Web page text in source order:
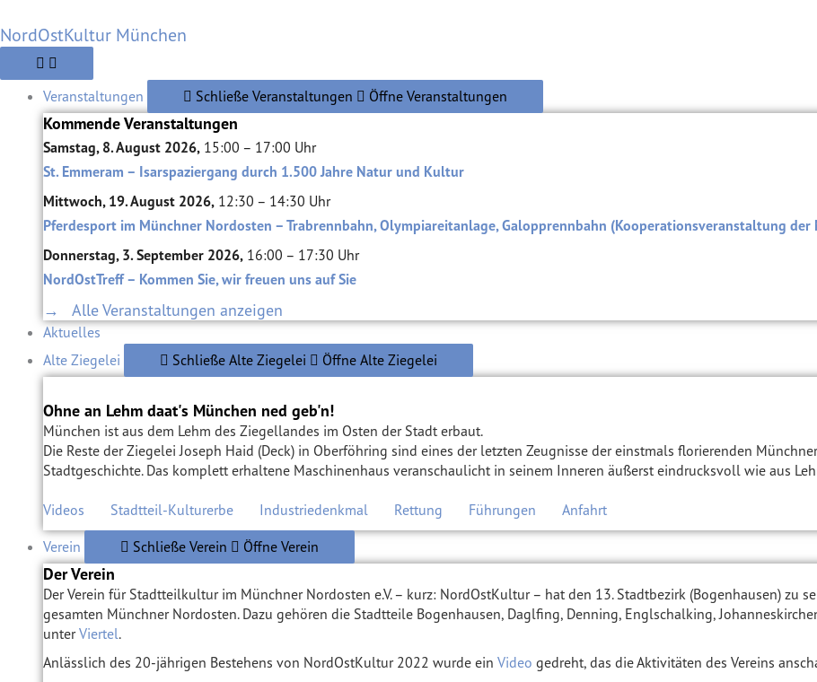
Inhalt
springen
NordOstKultur München
Veranstaltungen Schließe Veranstaltungen Öffne Veranstaltungen
Kommende Veranstaltungen
Samstag, 8. August 2026, 15:00 – 17:00 Uhr
St. Emmeram – Isarspaziergang durch 1.500 Jahre Natur und Kultur
Mittwoch, 19. August 2026, 12:30 – 14:30 Uhr
Pferdesport im Münchner Nordosten – Trabrennbahn, Olympiareitanlage, Galopprennbahn (Kooperationsveranstaltung der
Donnerstag, 3. September 2026, 16:00 – 17:30 Uhr
NordOstTreff – Kommen Sie, wir freuen uns auf Sie
→ Alle Veranstaltungen anzeigen
Aktuelles
Alte Ziegelei
Schließe Alte Ziegelei Öffne Alte Ziegelei
Ohne an Lehm daat's München ned geb'n!
München ist aus dem Lehm des Ziegellandes im Osten der Stadt erbaut.
Die Reste der Ziegelei Joseph Haid (Deck) in Oberföhring sind eines der letzten Zeugnisse der einstmals florierenden
Stadtgeschichte. Das komplett erhaltene Maschinenhaus veranschaulicht in seinem Inneren äußerst eindrucksvoll wie aus
Videos Stadtteil-Kulturerbe Industriedenkmal Rettung Führungen Anfahrt
Verein Schließe Verein Öffne Verein
Der Verein
Der Verein für Stadtteilkultur im Münchner Nordosten e.V. – kurz: NordOstKultur – hat den 13. Stadtbezirk (Bogenhausen) zu
gesamten Münchner Nordosten. Dazu gehören die Stadtteile Bogenhausen, Daglfing, Denning, Englschalking,
unterViertel.
Anlässlich des 20-jährigen Bestehens von NordOstKultur 2022 wurde ein Video gedreht, das die Aktivitäten des Vereins